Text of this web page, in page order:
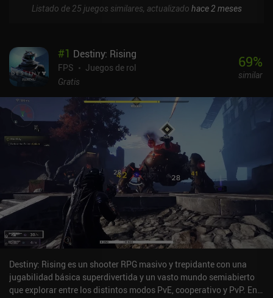
Listado de 25 juegos similares, actualizado hace 2 meses
#1 Destiny: Rising
FPS
Juegos de rol
Gratis
69%
similar
Destiny: Rising es un shooter RPG masivo y trepidante con una
jugabilidad básica superdivertida y un vasto mundo semiabierto
que explorar entre los distintos modos PvE, cooperativo y PvP. En